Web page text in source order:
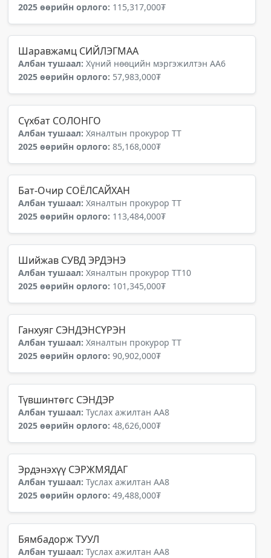
2025 өөрийн орлого: 115,317,000₮
Шаравжамц СИЙЛЭГМАА
Албан тушаал: Хүний нөөцийн мэргэжилтэн АА6
2025 өөрийн орлого: 57,983,000₮
Сүхбат СОЛОНГО
Албан тушаал: Хяналтын прокурор ТТ
2025 өөрийн орлого: 85,168,000₮
Бат-Очир СОЁЛСАЙХАН
Албан тушаал: Хяналтын прокурор ТТ
2025 өөрийн орлого: 113,484,000₮
Шийжав СУВД ЭРДЭНЭ
Албан тушаал: Хяналтын прокурор ТТ10
2025 өөрийн орлого: 101,345,000₮
Ганхуяг СЭНДЭНСҮРЭН
Албан тушаал: Хяналтын прокурор ТТ
2025 өөрийн орлого: 90,902,000₮
Түвшинтөгс СЭНДЭР
Албан тушаал: Туслах ажилтан АА8
2025 өөрийн орлого: 48,626,000₮
Эрдэнэхүү СЭРЖМЯДАГ
Албан тушаал: Туслах ажилтан АА8
2025 өөрийн орлого: 49,488,000₮
Бямбадорж ТУУЛ
Албан тушаал: Туслах ажилтан АА8